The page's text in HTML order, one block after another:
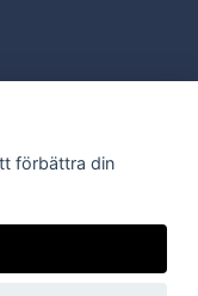
förbättra din